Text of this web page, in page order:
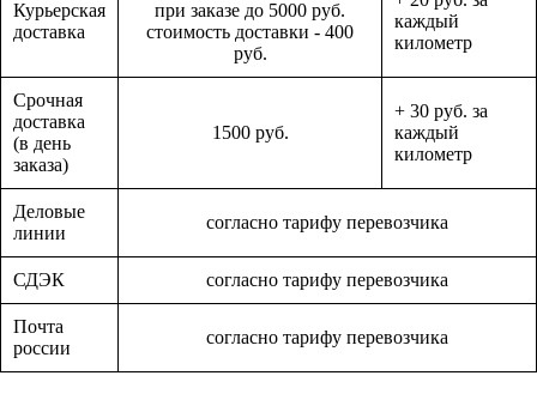
Курьерская
доставка
при заказе до 5000 руб.
стоимость доставки - 400
руб.
каждый
километр
Срочная
доставка
(в день
заказа)
1500 руб.
+ 30 руб. за
каждый
километр
Деловые
линии
согласно тарифу перевозчика
СДЭК согласно тарифу перевозчика
Почта
россии
согласно тарифу перевозчика